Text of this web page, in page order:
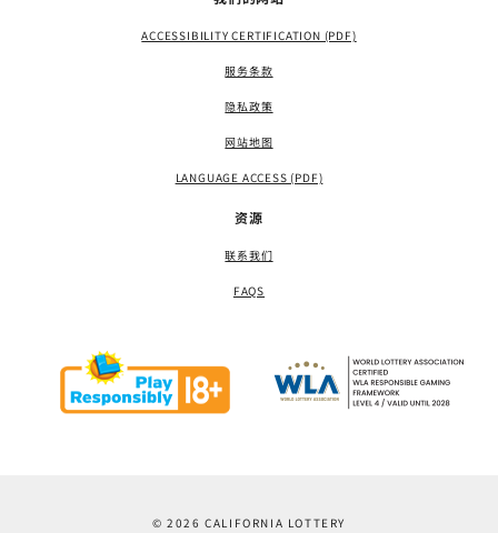
ACCESSIBILITY CERTIFICATION (PDF)
服务条款
隐私政策
网站地图
LANGUAGE ACCESS (PDF)
资源
联系我们
FAQS
© 2026 CALIFORNIA LOTTERY